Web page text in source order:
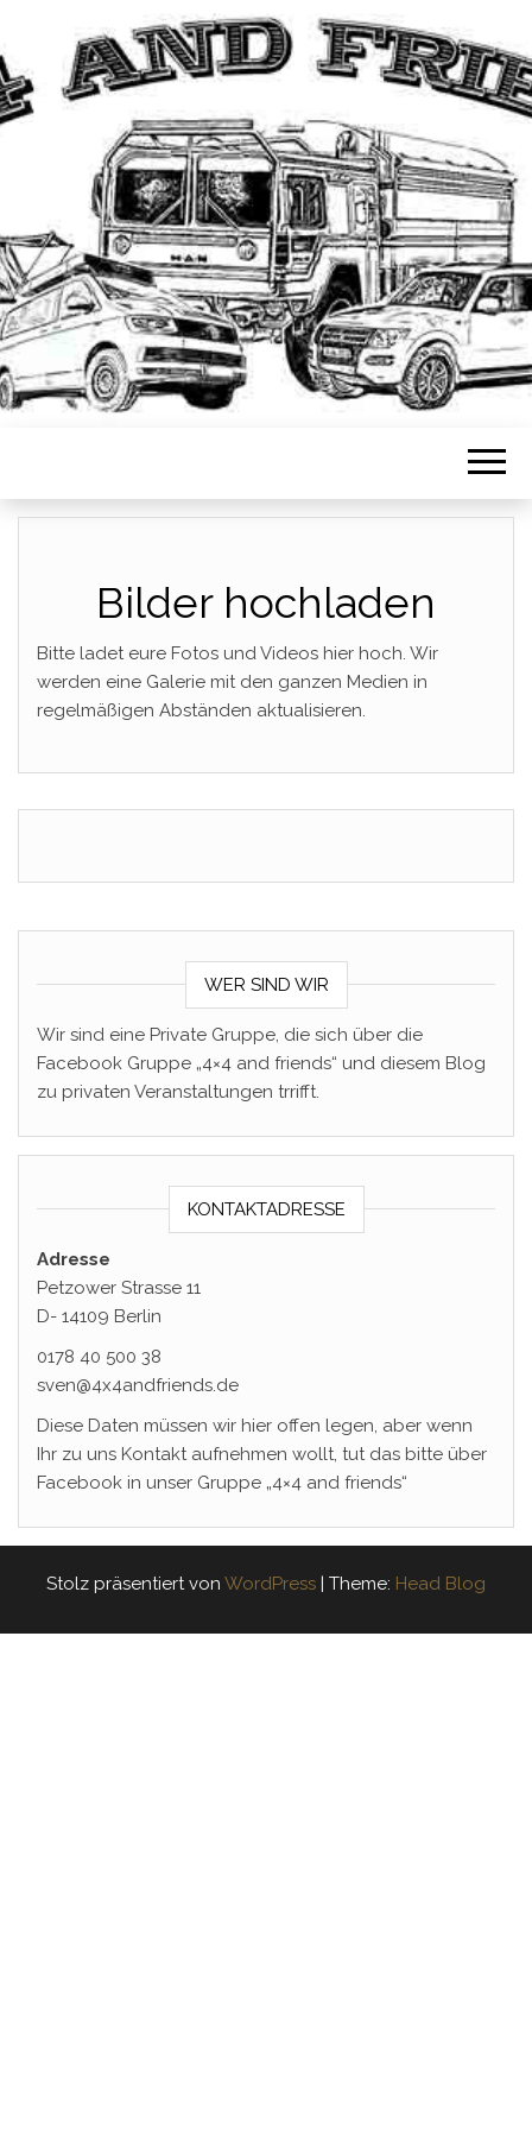
Bilder hochladen
Bitte ladet eure Fotos und Videos hier hoch. Wir
werden eine Galerie mit den ganzen Medien in
regelmäßigen Abständen aktualisieren.
WER SIND WIR
Wir sind eine Private Gruppe, die sich über die
Facebook Gruppe „4×4 and friends“ und diesem Blog
zu privaten Veranstaltungen trrifft.
KONTAKTADRESSE
Adresse
Petzower Strasse 11
D- 14109 Berlin
0178 40 500 38
sven@4x4andfriends.de
Diese Daten müssen wir hier offen legen, aber wenn
Ihr zu uns Kontakt aufnehmen wollt, tut das bitte über
Facebook in unser Gruppe „4×4 and friends“
Stolz präsentiert von WordPress | Theme: Head Blog